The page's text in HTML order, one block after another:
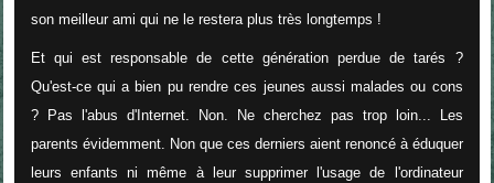
son meilleur ami qui ne le restera plus très longtemps !
Et qui est responsable de cette génération perdue de tarés ?
Qu'est-ce qui a bien pu rendre ces jeunes aussi malades ou cons
? Pas l'abus d'Internet. Non. Ne cherchez pas trop loin... Les
parents évidemment. Non que ces derniers aient renoncé à éduquer
leurs enfants ni même à leur supprimer l'usage de l'ordinateur